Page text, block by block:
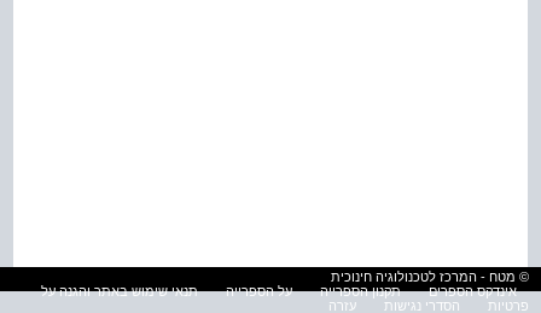
© מטח - המרכז לטכנולוגיה חינוכית
אינדקס הספרים
תקנון הספרייה על הספרייה
תנאי שימוש באתר והגנה על
פרטיות
הסדרי נגישות עזרה